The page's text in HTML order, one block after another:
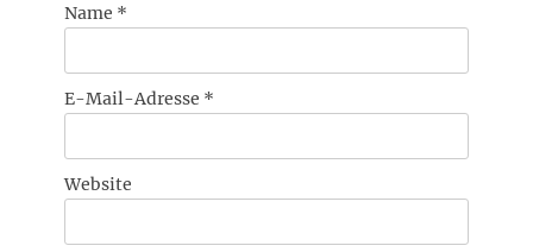
Name *
E-Mail-Adresse *
Website